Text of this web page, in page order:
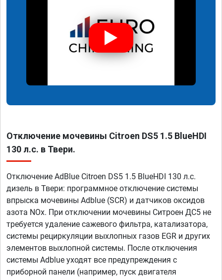
Отключение мочевины Citroen DS5 1.5 BlueHDI
130 л.с. в Твери.
Отключение AdBlue Citroen DS5 1.5 BlueHDI 130 л.с.
дизель в Твери: программное отключение системы
впрыска мочевины Adblue (SCR) и датчиков оксидов
азота NOx. При отключении мочевины Ситроен ДС5 не
требуется удаление сажевого фильтра, катализатора,
системы рециркуляции выхлопных газов EGR и других
элементов выхлопной системы. После отключения
системы Adblue уходят все предупреждения с
приборной панели (например, пуск двигателя